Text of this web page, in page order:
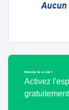
Bénévole de ce club ?
Activez